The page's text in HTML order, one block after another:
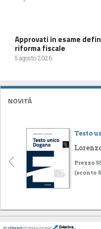
Approvati in esame
riforma fiscale
5 agosto 2026
NOVITÁ
Testo
Prezzo
(sconto